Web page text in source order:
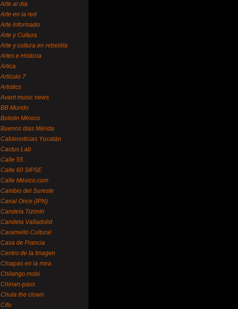
Arte al día
Arte en la red
Arte Informado
Arte y Cultura
Arte y cultura en rebeldía
Artes e Historia
Artica
Artículo 7
Artistics
Avant music news
BB Mundo
Boletín México
Buenos días Mérida
Cablenoticias Yucatán
Cactus Lab
Calle 55
Calle 60 SIPSE
Calle México.com
Cambio del Sureste
Canal Once (IPN)
Candela Tizimín
Candela Valladolid
Caramello Cultural
Casa de Francia
Centro de la Imagen
Chiapas en la mira
Chilango.mobi
Chinan-pass
Chula the clown
Cifo